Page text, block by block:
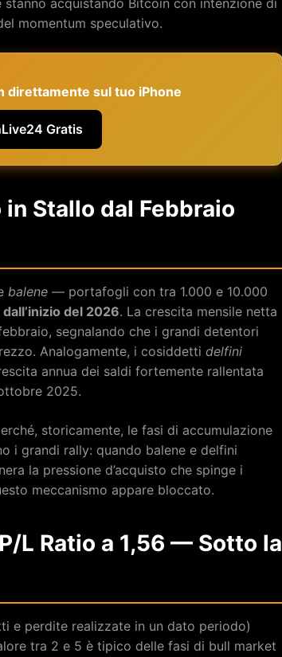
acquistando Bitcoin con intenzione di
momentum speculativo.
direttamente sul tuo iPhone
Gratis
Stallo dal Febbraio
balene — portafogli con tra 1.000 e 10.000
del 2026. La crescita mensile netta
segnalando che i grandi detentori
Analogamente, i cosiddetti delfini
annua dei saldi fortemente rallentata
2025.
storicamente, le fasi di accumulazione
i grandi rally: quando balene e delfini
la pressione d’acquisto che spinge i
meccanismo appare bloccato.
L Ratio a 1,56 — Sotto la
e perdite realizzate in un dato periodo)
tra 2 e 5 è tipico delle fasi di bull market